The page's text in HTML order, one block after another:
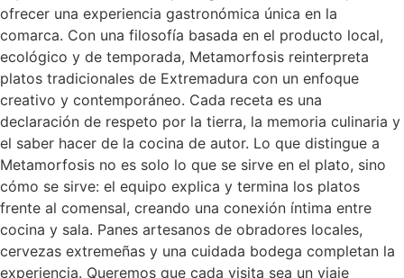
ofrecer una experiencia gastronómica única en la
comarca. Con una filosofía basada en el producto local,
ecológico y de temporada, Metamorfosis reinterpreta
platos tradicionales de Extremadura con un enfoque
creativo y contemporáneo. Cada receta es una
declaración de respeto por la tierra, la memoria culinaria y
el saber hacer de la cocina de autor. Lo que distingue a
Metamorfosis no es solo lo que se sirve en el plato, sino
cómo se sirve: el equipo explica y termina los platos
frente al comensal, creando una conexión íntima entre
cocina y sala. Panes artesanos de obradores locales,
cervezas extremeñas y una cuidada bodega completan la
experiencia. Queremos que cada visita sea un viaje